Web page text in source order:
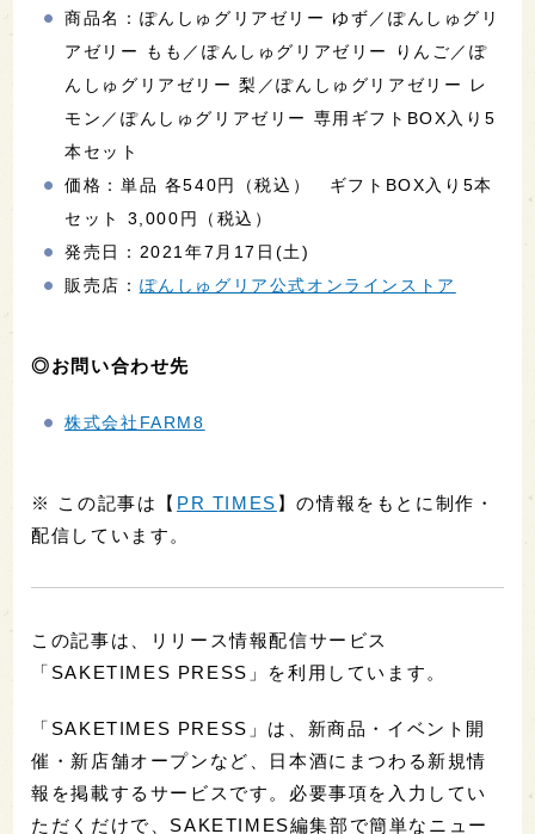
商品名：ぽんしゅグリアゼリー ゆず／ぽんしゅグリ
アゼリー もも／ぽんしゅグリアゼリー りんご／ぽ
んしゅグリアゼリー 梨／ぽんしゅグリアゼリー レ
モン／ぽんしゅグリアゼリー 専用ギフトBOX入り5
本セット
価格：単品 各540円（税込） ギフトBOX入り5本
セット 3,000円（税込）
発売日：2021年7月17日(土)
販売店： ぽんしゅグリア公式オンラインストア
◎お問い合わせ先
株式会社FARM8
※ この記事は【 PR TIMES 】の情報をもとに制作・
配信しています。
この記事は、リリース情報配信サービス
「SAKETIMES PRESS」を利用しています。
「SAKETIMES PRESS」は、新商品・イベント開
催・新店舗オープンなど、日本酒にまつわる新規情
報を掲載するサービスです。必要事項を入力してい
ただくだけで、SAKETIMES編集部で簡単なニュー